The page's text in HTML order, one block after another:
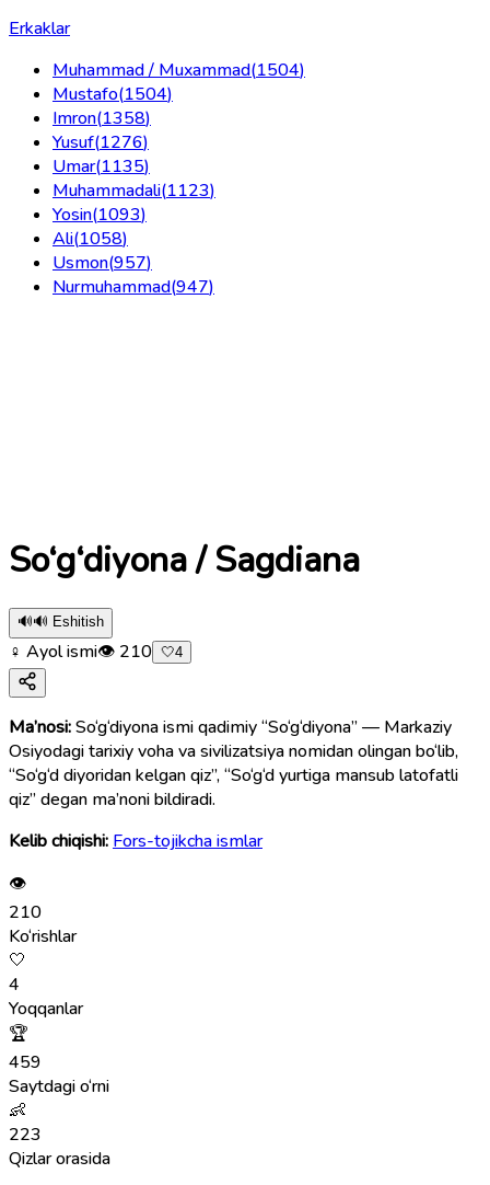
Erkaklar
Muhammad / Muxammad(1504)
Mustafo(1504)
Imron(1358)
Yusuf(1276)
Umar(1135)
Muhammadali(1123)
Yosin(1093)
Ali(1058)
Usmon(957)
Nurmuhammad(947)
So‘g‘diyona / Sagdiana
🔊🔊 Eshitish
♀ Ayol ismi👁 210 🤍4
Ma’nosi:So‘g‘diyona ismi qadimiy “So‘g‘diyona” — Markaziy
Osiyodagi tarixiy voha va sivilizatsiya nomidan olingan bo‘lib,
“So‘g‘d diyoridan kelgan qiz”, “So‘g‘d yurtiga mansub latofatli
qiz” degan ma’noni bildiradi.
Kelib chiqishi: Fors-tojikcha ismlar
👁
210
Ko‘rishlar
🤍
4
Yoqqanlar
🏆
459
Saytdagi o‘rni
👶
223
Qizlar orasida